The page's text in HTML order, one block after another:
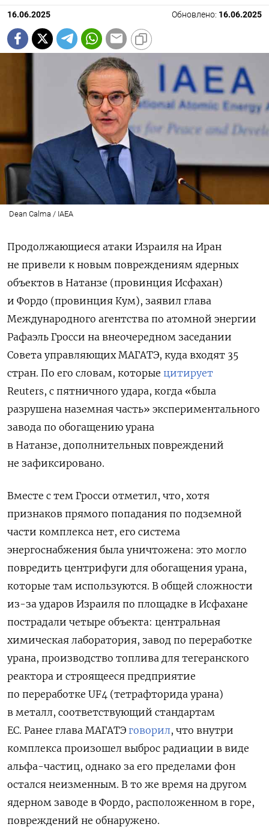
16.06.2025 Обновлено: 16.06.2025
Dean Calma / IAEA
Продолжающиеся атаки Израиля на Иран
не привели к новым повреждениям ядерных
объектов в Натанзе (провинция Исфахан)
и Фордо (провинция Кум), заявил глава
Международного агентства по атомной энергии
Рафаэль Гросси на внеочередном заседании
Совета управляющих МАГАТЭ, куда входят 35
стран. По его словам, которые цитирует
Reuters, с пятничного удара, когда «была
разрушена наземная часть» экспериментального
завода по обогащению урана
в Натанзе, дополнительных повреждений
не зафиксировано.
Вместе с тем Гросси отметил, что, хотя
признаков прямого попадания по подземной
части комплекса нет, его система
энергоснабжения была уничтожена: это могло
повредить центрифуги для обогащения урана,
которые там используются. В общей сложности
из-за ударов Израиля по площадке в Исфахане
пострадали четыре объекта: центральная
химическая лаборатория, завод по переработке
урана, производство топлива для тегеранского
реактора и строящееся предприятие
по переработке UF4 (тетрафторида урана)
в металл, соответствующий стандартам
ЕС. Ранее глава МАГАТЭ говорил, что внутри
комплекса произошел выброс радиации в виде
альфа-частиц, однако за его пределами фон
остался неизменным. В то же время на другом
ядерном заводе в Фордо, расположенном в горе,
повреждений не обнаружено.